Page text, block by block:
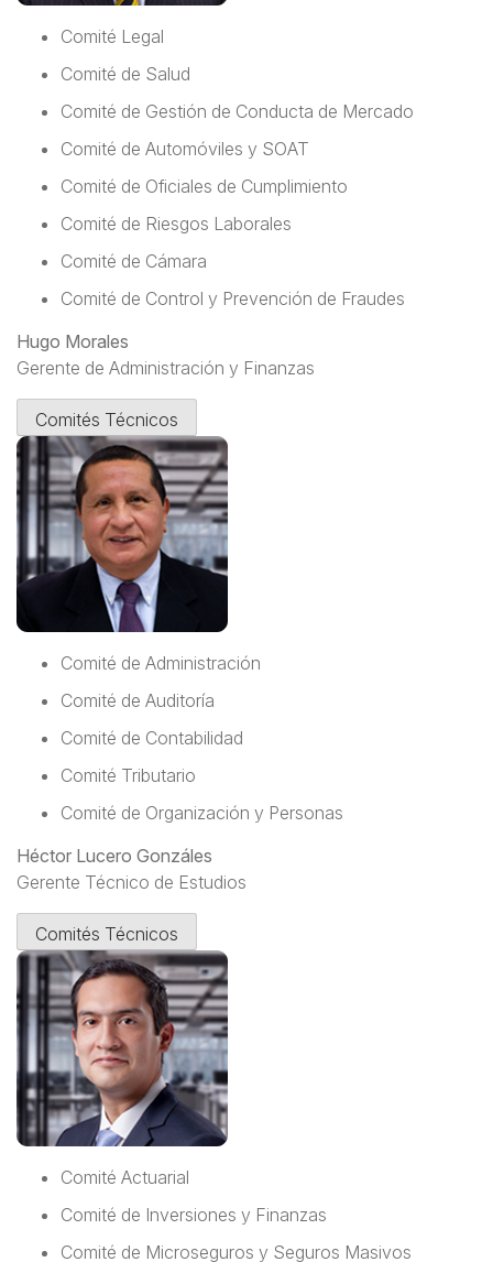
Comité Legal
Comité de Salud
Comité de Gestión de Conducta de Mercado
Comité de Automóviles y SOAT
Comité de Oficiales de Cumplimiento
Comité de Riesgos Laborales
Comité de Cámara
Comité de Control y Prevención de Fraudes
Hugo Morales
Gerente de Administración y Finanzas
Comités Técnicos
Comité de Administración
Comité de Auditoría
Comité de Contabilidad
Comité Tributario
Comité de Organización y Personas
Héctor Lucero Gonzáles
Gerente Técnico de Estudios
Comités Técnicos
Comité Actuarial
Comité de Inversiones y Finanzas
Comité de Microseguros y Seguros Masivos